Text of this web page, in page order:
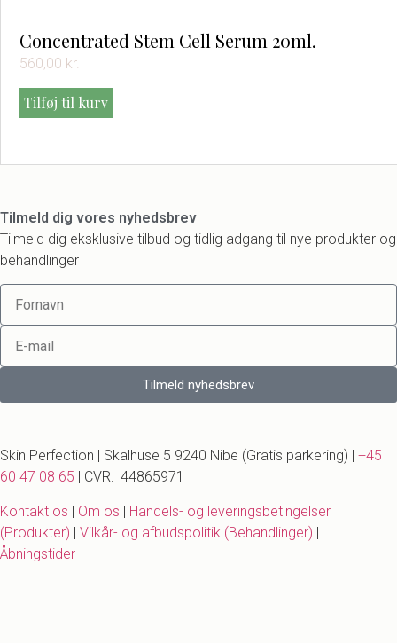
Concentrated Stem Cell Serum 20ml.
560,00 kr.
Tilføj til kurv
Tilmeld dig vores nyhedsbrev
Tilmeld dig eksklusive tilbud og tidlig adgang til nye produkter og
behandlinger
Tilmeld nyhedsbrev
Skin Perfection | Skalhuse 5 9240 Nibe (Gratis parkering) | +45
60 47 08 65 | CVR: 44865971
Kontakt os | Om os | Handels- og leveringsbetingelser
(Produkter) | Vilkår- og afbudspolitik (Behandlinger) |
Åbningstider